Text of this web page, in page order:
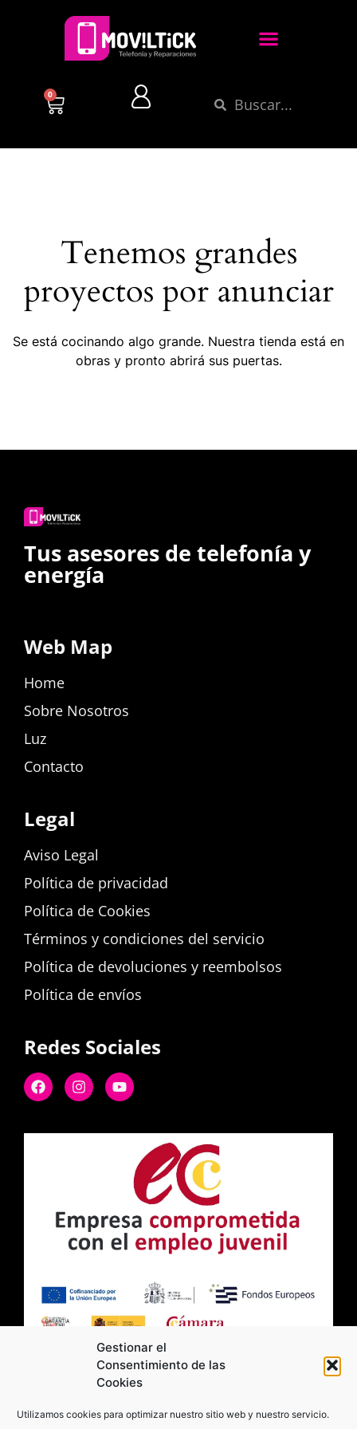
Gestionar el
Consentimiento de las
Cookies
Utilizamos cookies para optimizar nuestro sitio web y nuestro servicio.
0
Tenemos grandes
proyectos por anunciar
Se está cocinando algo grande. Nuestra tienda está en
obras y pronto abrirá sus puertas.
Tus asesores de telefonía y
energía
Web Map
Home
Sobre Nosotros
Luz
Contacto
Legal
Aviso Legal
Política de privacidad
Política de Cookies
Términos y condiciones del servicio
Política de devoluciones y reembolsos
Política de envíos
Redes Sociales
2026 Moviltick technologies. Todos los